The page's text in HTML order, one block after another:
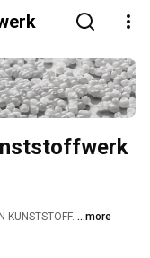
KUNSTSTOFF. ...more